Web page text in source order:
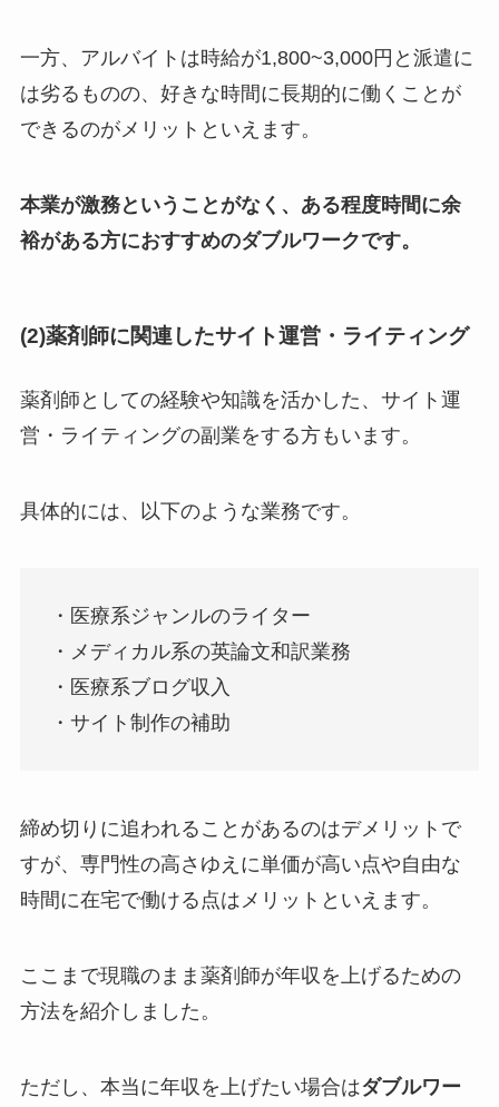
一方、アルバイトは時給が1,800~3,000円と派遣に
は劣るものの、好きな時間に長期的に働くことが
できるのがメリットといえます。
本業が激務ということがなく、ある程度時間に余
裕がある方におすすめのダブルワークです。
(2)薬剤師に関連したサイト運営・ライティング
薬剤師としての経験や知識を活かした、サイト運
営・ライティングの副業をする方もいます。
具体的には、以下のような業務です。
・医療系ジャンルのライター
・メディカル系の英論文和訳業務
・医療系ブログ収入
・サイト制作の補助
締め切りに追われることがあるのはデメリットで
すが、専門性の高さゆえに単価が高い点や自由な
時間に在宅で働ける点はメリットといえます。
ここまで現職のまま薬剤師が年収を上げるための
方法を紹介しました。
ただし、本当に年収を上げたい場合はダブルワー